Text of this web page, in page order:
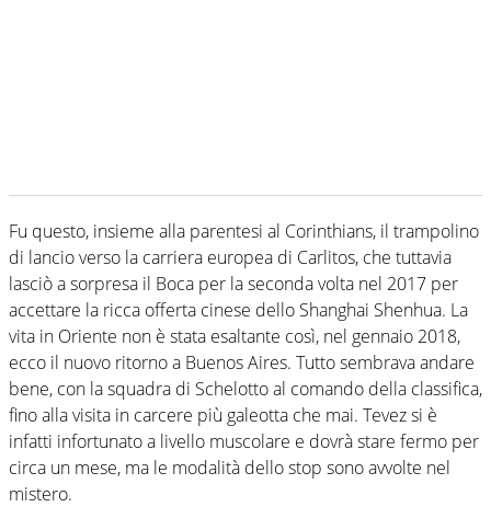
Fu questo, insieme alla parentesi al Corinthians, il trampolino
di lancio verso la carriera europea di Carlitos, che tuttavia
lasciò a sorpresa il Boca per la seconda volta nel 2017 per
accettare la ricca offerta cinese dello Shanghai Shenhua. La
vita in Oriente non è stata esaltante così, nel gennaio 2018,
ecco il nuovo ritorno a Buenos Aires. Tutto sembrava andare
bene, con la squadra di Schelotto al comando della classifica,
fino alla visita in carcere più galeotta che mai. Tevez si è
infatti infortunato a livello muscolare e dovrà stare fermo per
circa un mese, ma le modalità dello stop sono avvolte nel
mistero.